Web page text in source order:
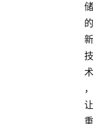
储
的
新
技
术
，
让
重